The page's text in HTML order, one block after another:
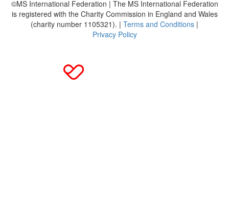
©MS International Federation | The MS International Federation
is registered with the Charity Commission in England and Wales
(charity number 1105321). | Terms and Conditions |
Privacy Policy